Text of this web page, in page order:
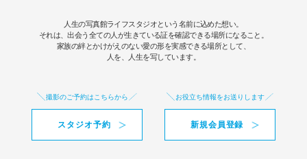
人生の写真館ライフスタジオという名前に込めた想い。
それは、出会う全ての人が生きている証を確認できる場所になること。
家族の絆とかけがえのない愛の形を実感できる場所として、
人を、人生を写しています。
撮影のご予約はこちらから
スタジオ予約
お役立ち情報をお送りします
新規会員登録